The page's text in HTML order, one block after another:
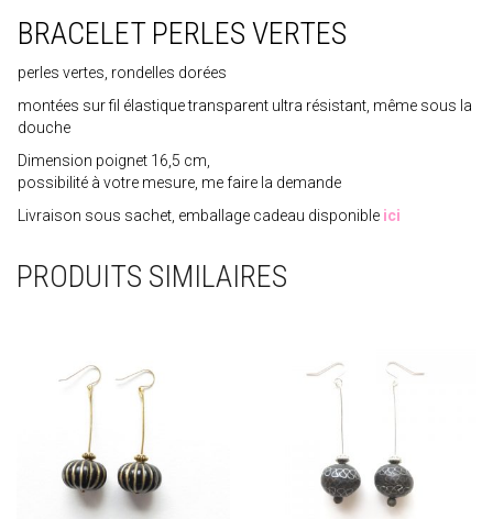
BRACELET PERLES VERTES
perles vertes, rondelles dorées
montées sur fil élastique transparent ultra résistant, même sous la
douche
Dimension poignet 16,5 cm,
possibilité à votre mesure, me faire la demande
Livraison sous sachet, emballage cadeau disponible ici
PRODUITS SIMILAIRES